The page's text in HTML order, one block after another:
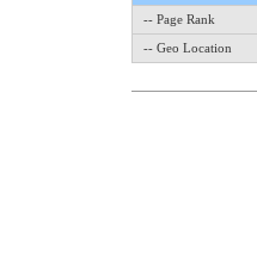
-- Page Rank
-- Geo Location